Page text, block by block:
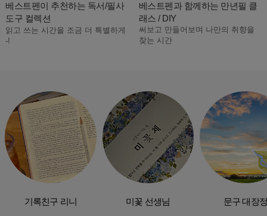
베스트펜이 추천하는 독서/필사
도구 컬렉션
읽고 쓰는 시간을 조금 더 특별하게
-!
베스트펜과 함께하는 만년필 클
래스 / DIY
써보고 만들어보며 나만의 취향을
찾는 시간
기록친구 리니 미꽃 선생님 문구 대장정